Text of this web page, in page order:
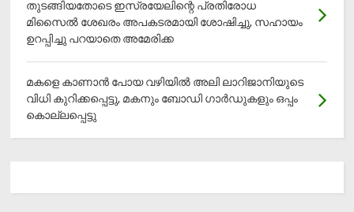
തുടങ്ങിയതോടെ ഇസ്രയേലിന്റെ പ്രതിരോധ
മിസൈല്‍ ശേഖരം അപകടരമായി ശോഷിച്ചു, സഹായം
ഉറപ്പിച്ചു പറയാതെ അമേരിക്ക
മകളെ കാണാന്‍ പോയ വഴിയില്‍ അലി ലാറിജാനിയുടെ
വിധി കുറിക്കപ്പെട്ടു, മകനും ബോഡി ഗാര്‍ഡുകളും ഒപ്പം
കൊല്ലപ്പെട്ടു